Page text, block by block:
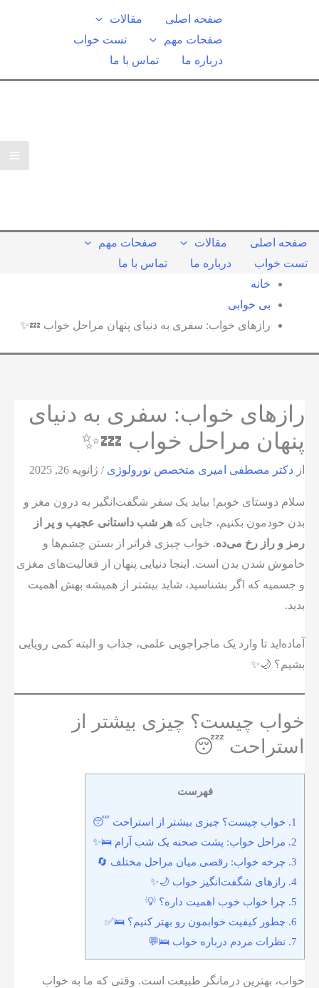
صفحه اصلی
مقالات
صفحات مهم
تست خواب
درباره ما
تماس با ما
صفحه اصلی مقالات
صفحات مهم
تست خواب
درباره ما
تماس با ما
خانه
بی خوابی
رازهای خواب: سفری به دنیای پنهان مراحل خواب 💤✨
رازهای خواب: سفری به دنیای
پنهان مراحل خواب 💤✨
از دکتر مصطفی امیری متخصص نورولوژی/ ژانویه 26, 2025
سلام دوستای خوبم! بیاید یک سفر شگفت‌انگیز به درون مغز و
بدن خودمون بکنیم، جایی که هر شب داستانی عجیب و پر از
رمز و راز رخ می‌ده. خواب چیزی فراتر از بستن چشم‌ها و
خاموش شدن بدن است. اینجا دنیایی پنهان از فعالیت‌های مغزی
و جسمیه که اگر بشناسید، شاید بیشتر از همیشه بهش اهمیت
بدید.
آماده‌اید تا وارد یک ماجراجویی علمی، جذاب و البته کمی رویایی
بشیم؟ 🌙✨
خواب چیست؟ چیزی بیشتر از
استراحت 😴
فهرست
1. خواب چیست؟ چیزی بیشتر از استراحت 😴
2. مراحل خواب: پشت صحنه یک شب آرام 🛌✨
3. چرخه خواب: رقصی میان مراحل مختلف 🔄
4. رازهای شگفت‌انگیز خواب 🌙✨
5. چرا خواب خوب اهمیت داره؟ 💡
6. چطور کیفیت خوابمون رو بهتر کنیم؟ 🛌✅
7. نظرات مردم درباره خواب 🛌💬
خواب، بهترین درمانگر طبیعت است. وقتی که ما به خواب